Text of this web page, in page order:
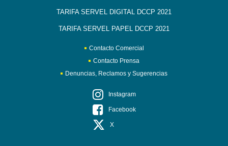
TARIFA SERVEL DIGITAL DCCP 2021
TARIFA SERVEL PAPEL DCCP 2021
Contacto Comercial
Contacto Prensa
Denuncias, Reclamos y Sugerencias
Instagram
Facebook
X